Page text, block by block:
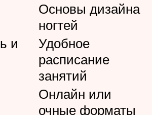
Основы дизайна
ногтей
и
Удобное
расписание
занятий
Онлайн или
очные форматы